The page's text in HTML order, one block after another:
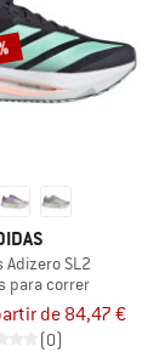
Adizero SL2
para correr
de 84,47 €
(0)